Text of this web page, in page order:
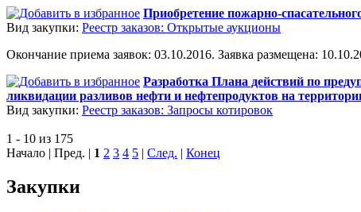
Приобретение пожарно-
Вид закупки: Реестр заказов: Открытые аукционы
Окончание приема заявок: 03.10.2016. Заявка размещена:
Разработка Плана действий по
ликвидации разливов нефти и нефтепродуктов на
Вид закупки: Реестр заказов: Запросы котировок
1 - 10 из 175
Начало | Пред. | 1 2 3 4 5 | След. | Конец
Закупки